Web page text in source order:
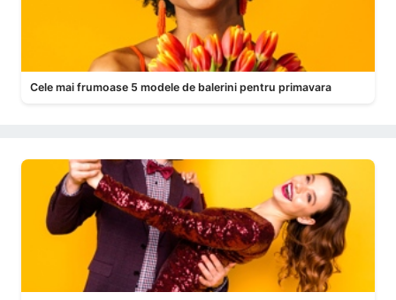
Cele mai frumoase 5 modele de balerini pentru primavara